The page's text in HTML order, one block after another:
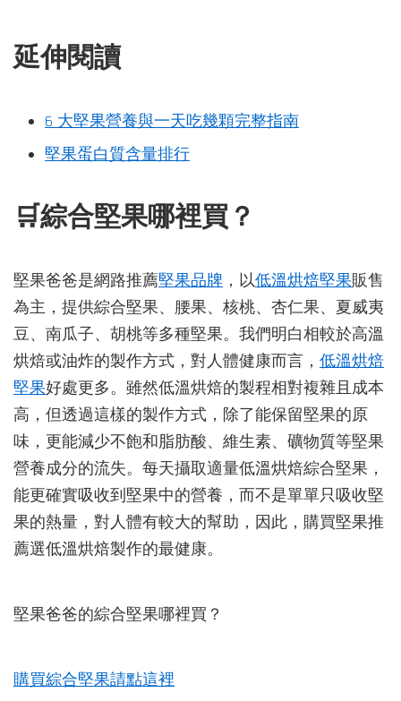
延伸閱讀
6 大堅果營養與一天吃幾顆完整指南
堅果蛋白質含量排行
🛒綜合堅果哪裡買？
堅果爸爸是網路推薦堅果品牌 ，以低溫烘焙堅果販售
為主，提供綜合堅果、腰果、核桃、杏仁果、夏威夷
豆、南瓜子、胡桃等多種堅果。我們明白相較於高溫
烘焙或油炸的製作方式，對人體健康而言， 低溫烘焙
堅果好處更多。雖然低溫烘焙的製程相對複雜且成本
高，但透過這樣的製作方式，除了能保留堅果的原
味，更能減少不飽和脂肪酸、維生素、礦物質等堅果
營養成分的流失。每天攝取適量低溫烘焙綜合堅果，
能更確實吸收到堅果中的營養，而不是單單只吸收堅
果的熱量，對人體有較大的幫助，因此，購買堅果推
薦選低溫烘焙製作的最健康。
堅果爸爸的綜合堅果哪裡買？
購買綜合堅果請點這裡